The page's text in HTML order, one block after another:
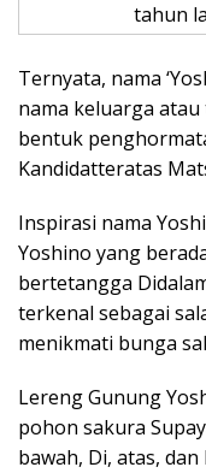
tahun
Ternyata, nama
nama keluarga
bentuk
Kandidatteratas
Inspirasi nama
Yoshino yang
bertetangga
terkenal sebagai
menikmati bunga
Lereng Gunung
pohon sakura
bawah, Di, atas, dan